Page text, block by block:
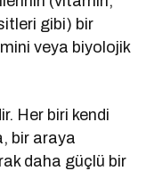
gibi) bir
veya biyolojik
Her biri kendi
bir araya
daha güçlü bir